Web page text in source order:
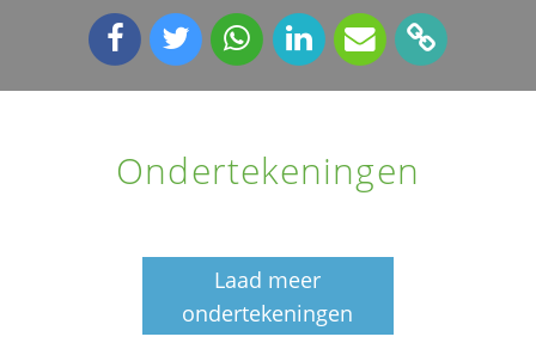
Ondertekeningen
Laad meer
ondertekeningen